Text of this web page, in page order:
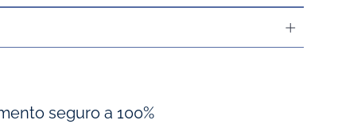
seguro a 100%